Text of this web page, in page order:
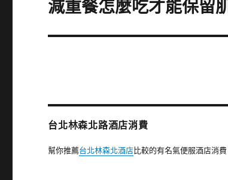
下
篇
減重餐怎麼吃才能保留
台北林森北路酒店消費
幫你推薦台北林森北酒店比較的有名氣便服酒店消